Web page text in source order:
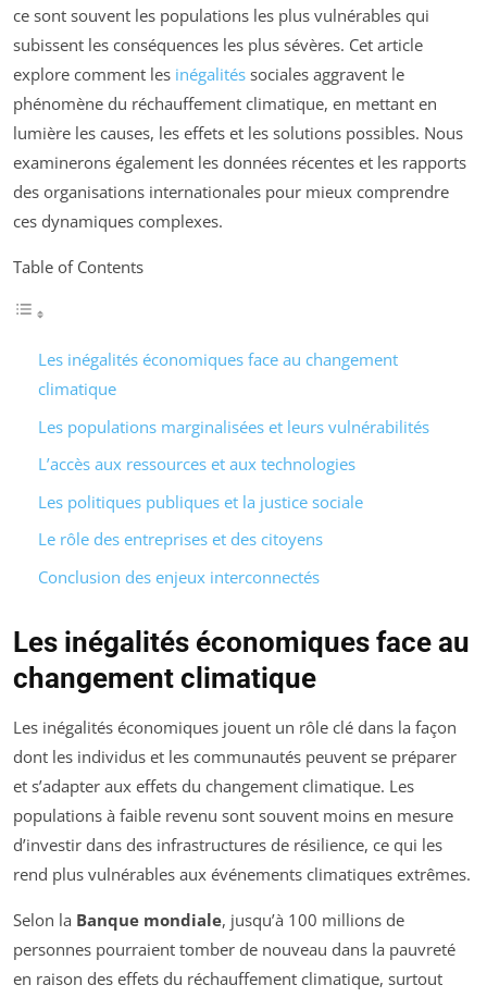
ce sont souvent les populations les plus vulnérables qui
subissent les conséquences les plus sévères. Cet article
explore comment les inégalités sociales aggravent le
phénomène du réchauffement climatique, en mettant en
lumière les causes, les effets et les solutions possibles. Nous
examinerons également les données récentes et les rapports
des organisations internationales pour mieux comprendre
ces dynamiques complexes.
Table of Contents
Les inégalités économiques face au changement
climatique
Les populations marginalisées et leurs vulnérabilités
L’accès aux ressources et aux technologies
Les politiques publiques et la justice sociale
Le rôle des entreprises et des citoyens
Conclusion des enjeux interconnectés
Les inégalités économiques face au
changement climatique
Les inégalités économiques jouent un rôle clé dans la façon
dont les individus et les communautés peuvent se préparer
et s’adapter aux effets du changement climatique. Les
populations à faible revenu sont souvent moins en mesure
d’investir dans des infrastructures de résilience, ce qui les
rend plus vulnérables aux événements climatiques extrêmes.
Selon la Banque mondiale, jusqu’à 100 millions de
personnes pourraient tomber de nouveau dans la pauvreté
en raison des effets du réchauffement climatique, surtout